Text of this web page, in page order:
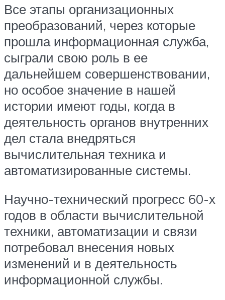
Все этапы организационных
преобразований, через которые
прошла информационная служба,
сыграли свою роль в ее
дальнейшем совершенствовании,
но особое значение в нашей
истории имеют годы, когда в
деятельность органов внутренних
дел стала внедряться
вычислительная техника и
автоматизированные системы.
Научно-технический прогресс 60-х
годов в области вычислительной
техники, автоматизации и связи
потребовал внесения новых
изменений и в деятельность
информационной службы.